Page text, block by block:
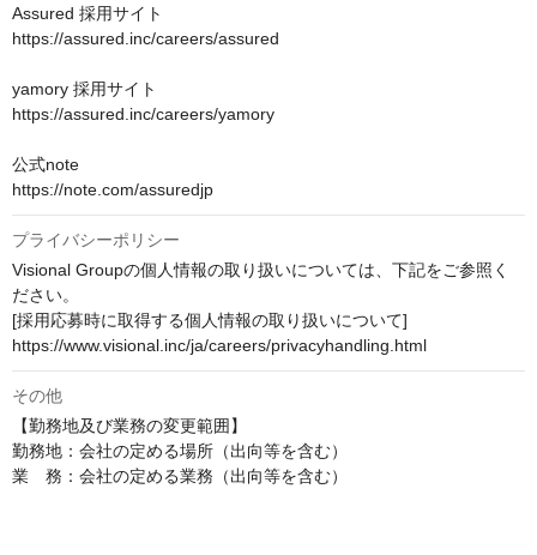
Assured 採用サイト
https://assured.inc/careers/assured
yamory 採用サイト
https://assured.inc/careers/yamory
公式note
https://note.com/assuredjp
プライバシーポリシー
Visional Groupの個人情報の取り扱いについては、下記をご参照く
ださい。
[採用応募時に取得する個人情報の取り扱いについて]
https://www.visional.inc/ja/careers/privacyhandling.html
その他
【勤務地及び業務の変更範囲】
勤務地：会社の定める場所（出向等を含む）
業　務：会社の定める業務（出向等を含む）